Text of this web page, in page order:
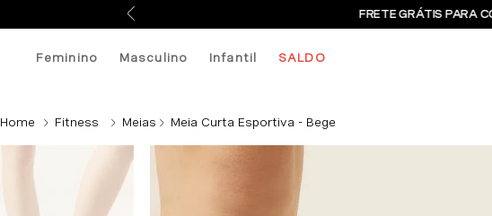
FRETE GRÁTIS PARA
Feminino Masculino Infantil SALDO
Fitness Meias Meia Curta Esportiva - Bege